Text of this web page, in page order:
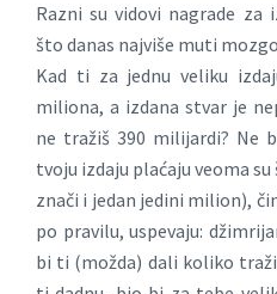
Razni su vidovi nagrade za
što danas najviše muti
Kad ti za jednu veliku
miliona, a izdana stvar je
ne tražiš 390 milijardi?
tvoju izdaju plaćaju veoma
znači i jedan jedini milion),
po pravilu, uspevaju:
bi ti (možda) dali koliko